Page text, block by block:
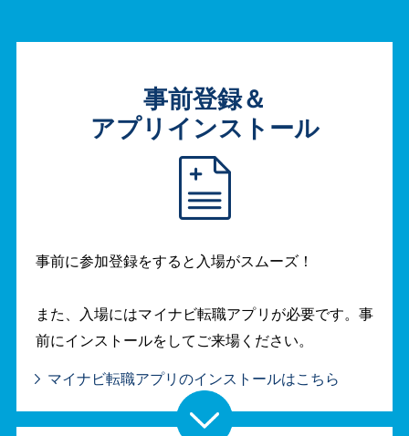
事前登録＆
アプリインストール
事前に参加登録をすると入場がスムーズ！
また、入場にはマイナビ転職アプリが必要です。事
前にインストールをしてご来場ください。
マイナビ転職アプリのインストールはこちら